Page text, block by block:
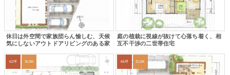
休日は外空間で家族団らん愉しむ、天候
気にしないアウトドアリビングのある家
庭の植栽に視線が抜けて心落ち着く、相
互不干渉の二世帯住宅
62坪 3LDK 66坪 2LDK